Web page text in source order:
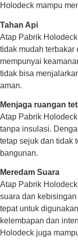
Holodeck mampu
Tahan Api
Atap Pabrik
tidak mudah
mempunyai
tidak bisa
aman.
Menjaga ruangan
Atap Pabrik
tanpa insulasi.
tetap sejuk dan tidak
bangunan.
Meredam Suara
Atap Pabrik
suara dan
tepat untuk
kelembapan dan
Holodeck juga